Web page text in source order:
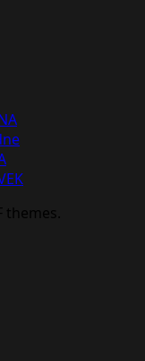
themes.